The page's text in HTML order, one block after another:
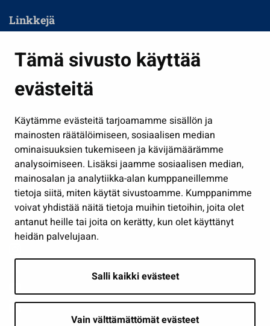
Tämä sivusto käyttää
evästeitä
Käytämme evästeitä tarjoamamme sisällön ja
mainosten räätälöimiseen, sosiaalisen median
ominaisuuksien tukemiseen ja kävijämäärämme
analysoimiseen. Lisäksi jaamme sosiaalisen median,
mainosalan ja analytiikka-alan kumppaneillemme
tietoja siitä, miten käytät sivustoamme. Kumppanimme
voivat yhdistää näitä tietoja muihin tietoihin, joita olet
antanut heille tai joita on kerätty, kun olet käyttänyt
heidän palvelujaan.
Salli kaikki evästeet
Vain välttämättömät evästeet
Linkkejä
Kasvatus ja opetus
Kulttuuri ja liikunta
Työ ja yrittäminen
Osallistu ja asioi
Näytä omat evästeasetukseni
Seuraa meitä